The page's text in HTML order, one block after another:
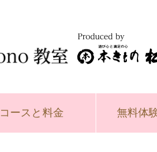
コースと 料金 無料体